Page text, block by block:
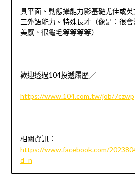
具平面、動態攝能力影基礎尤佳或
三外語能力。特殊長才（像是：很
美感、很龜毛等等等等）
歡迎透過104投遞履歷／
https://www.104.com.tw/job/7czwp
相關資訊：
https://www.facebook.com/
d=n